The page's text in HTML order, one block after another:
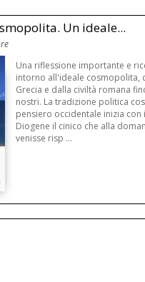
Un ideale...
Una riflessione importante e
intorno all'ideale cosmopolita,
Grecia e dalla civiltà romana
nostri. La tradizione politica
pensiero occidentale inizia
Diogene il cinico che alla
venisse risp ...